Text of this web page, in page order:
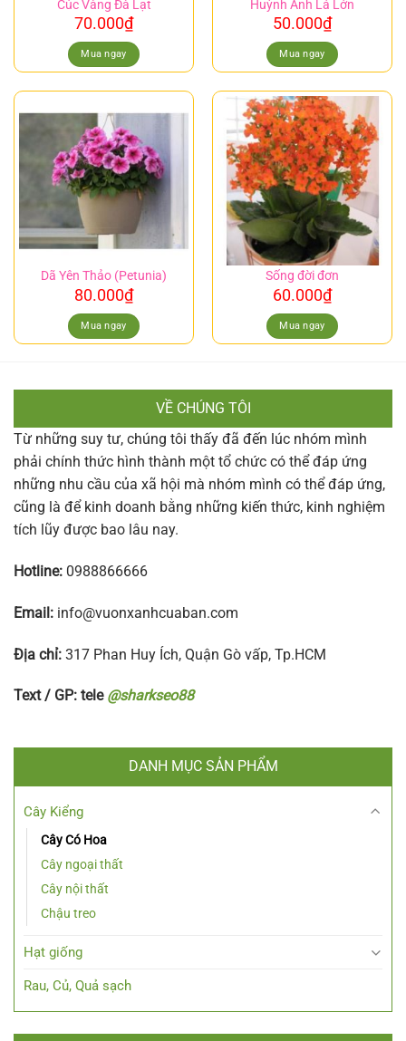
Cúc Vàng Đà Lạt
70.000₫
Mua ngay
Huỳnh Anh Lá Lớn
50.000₫
Mua ngay
Dã Yên Thảo (Petunia)
80.000₫
Mua ngay
Sống đời đơn
60.000₫
Mua ngay
VỀ CHÚNG TÔI
Từ những suy tư, chúng tôi thấy đã đến lúc nhóm mình
phải chính thức hình thành một tổ chức có thể đáp ứng
những nhu cầu của xã hội mà nhóm mình có thể đáp ứng,
cũng là để kinh doanh bằng những kiến thức, kinh nghiệm
tích lũy được bao lâu nay.
Hotline: 0988866666
Email: info@vuonxanhcuaban.com
Địa chỉ: 317 Phan Huy Ích, Quận Gò vấp, Tp.HCM
Text / GP: tele @sharkseo88
DANH MỤC SẢN PHẨM
Cây Kiểng
Cây Có Hoa
Cây ngoại thất
Cây nội thất
Chậu treo
Hạt giống
Rau, Củ, Quả sạch